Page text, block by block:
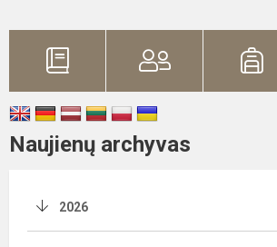
Naujienų archyvas
2026